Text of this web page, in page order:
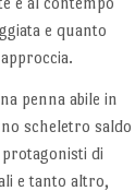
e quanto
penna abile in
scheletro saldo
di
e tanto altro,